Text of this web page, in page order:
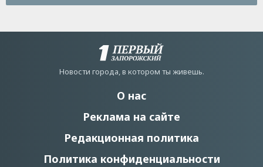
Новости города, в котором ты живешь.
О нас
Реклама на сайте
Редакционная политика
Политика конфиденциальности